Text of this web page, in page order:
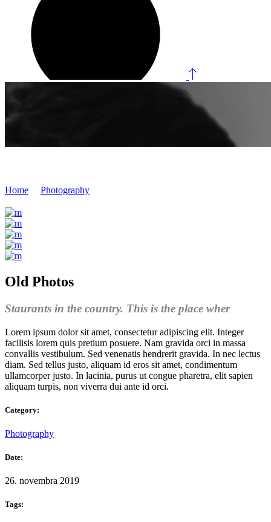
Home Photography
Old Photos
Staurants in the country. This is the place wher
Lorem ipsum dolor sit amet, consectetur adipiscing elit. Integer
facilisis lorem quis pretium posuere. Nam gravida orci in massa
convallis vestibulum. Sed venenatis hendrerit gravida. In nec lectus
diam. Sed tellus justo, aliquam id eros sit amet, condimentum
ullamcorper justo. In lacinia, purus ut congue pharetra, elit sapien
aliquam turpis, non viverra dui ante id orci.
Category:
Photography
Date:
26. novembra 2019
Tags: